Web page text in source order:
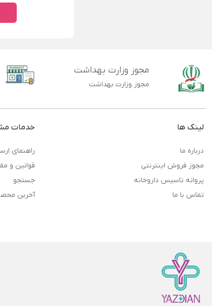
مجوز وزارت بهداشت
مجوز وزارت بهداشت
لینک ها
درباره ما
مجوز فروش اینترنتی
پروانه تاسیس داروخانه
تماس با ما
خدمات
راهنمای
قوانین و
جستجو
آخرین